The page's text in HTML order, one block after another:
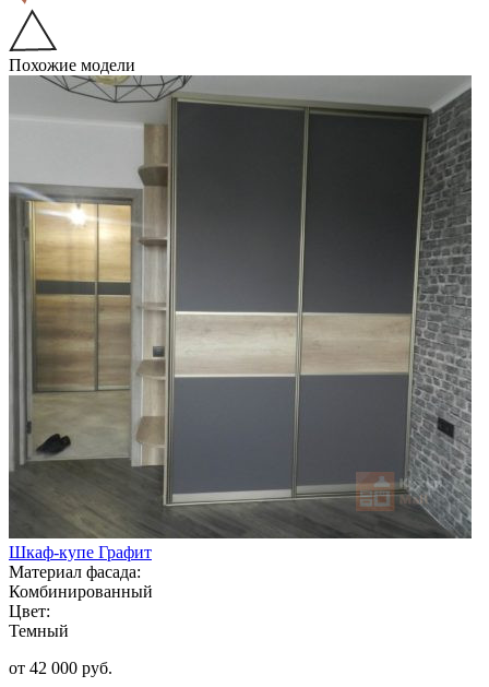
Похожие модели
Шкаф-купе Графит
Материал фасада:
Комбинированный
Цвет:
Темный
от 42 000 руб.